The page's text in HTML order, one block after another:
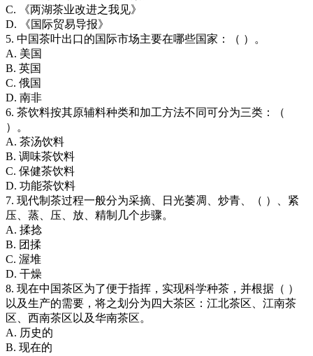
C. 《两湖茶业改进之我见》
D. 《国际贸易导报》
5. 中国茶叶出口的国际市场主要在哪些国家：（ ）。
A. 美国
B. 英国
C. 俄国
D. 南非
6. 茶饮料按其原辅料种类和加工方法不同可分为三类：（
）。
A. 茶汤饮料
B. 调味茶饮料
C. 保健茶饮料
D. 功能茶饮料
7. 现代制茶过程一般分为采摘、日光萎凋、炒青、（ ）、紧
压、蒸、压、放、精制几个步骤。
A. 揉捻
B. 团揉
C. 渥堆
D. 干燥
8. 现在中国茶区为了便于指挥，实现科学种茶，并根据（ ）
以及生产的需要，将之划分为四大茶区：江北茶区、江南茶
区、西南茶区以及华南茶区。
A. 历史的
B. 现在的